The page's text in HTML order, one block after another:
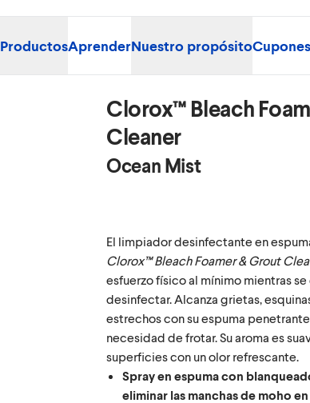
ProductosAprenderNuestro propósitoCupones
Clorox™ Bleach
Cleaner
Ocean Mist
El limpiador desinfectante en
Clorox™ Bleach Foamer & Grout
esfuerzo físico al mínimo mientras
desinfectar. Alcanza grietas,
estrechos con su espuma
necesidad de frotar. Su aroma es
superficies con un olor refrescante.
Spray en espuma con
eliminar las manchas de moho